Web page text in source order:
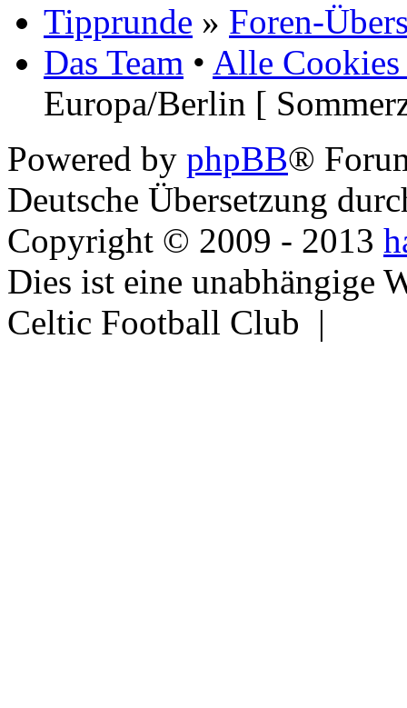
Tipprunde » Foren-
Das Team • Alle Cookies
Europa/Berlin [
Powered by phpBB®
Deutsche Übersetzung
Copyright © 2009 - 2013
Dies ist eine unabhängige
Celtic Football Club |